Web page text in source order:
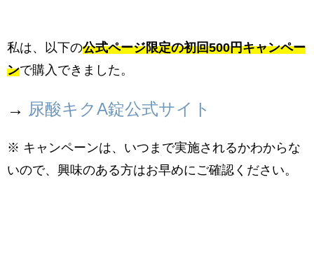
私は、以下の公式ページ限定の初回500円キャンペー
ンで購入できました。
→ 尿酸キクA錠公式サイト
※ キャンペーンは、いつまで実施されるかわからな
いので、興味のある方はお早めにご確認ください。